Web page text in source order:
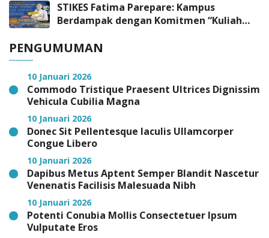
STIKES Fatima Parepare: Kampus
Berdampak dengan Komitmen “Kuliah
PENGUMUMAN
10 Januari 2026
Commodo Tristique Praesent Ultrices Dignissim
Vehicula Cubilia Magna
10 Januari 2026
Donec Sit Pellentesque Iaculis Ullamcorper
Congue Libero
10 Januari 2026
Dapibus Metus Aptent Semper Blandit Nascetur
Venenatis Facilisis Malesuada Nibh
10 Januari 2026
Potenti Conubia Mollis Consectetuer Ipsum
Vulputate Eros